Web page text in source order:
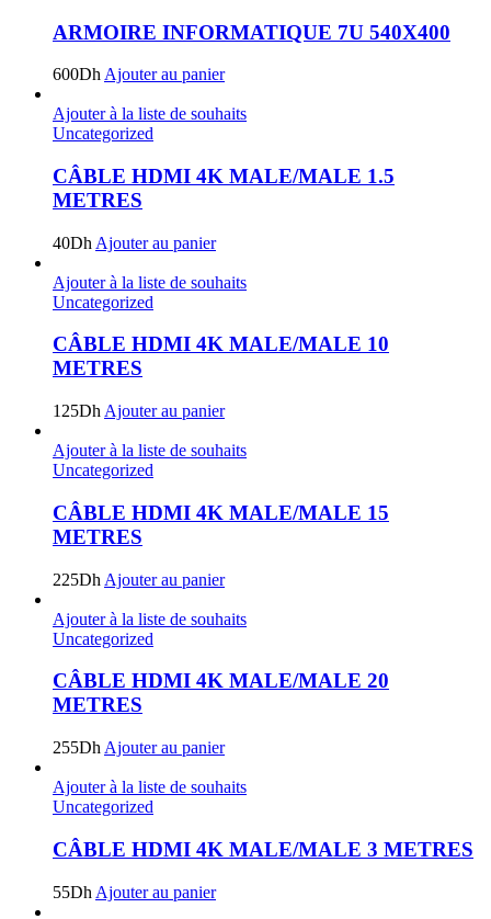
ARMOIRE INFORMATIQUE 7U 540X400
600Dh Ajouter au panier
Ajouter à la liste de souhaits
Uncategorized
CÂBLE HDMI 4K MALE/MALE 1.5
METRES
40Dh Ajouter au panier
Ajouter à la liste de souhaits
Uncategorized
CÂBLE HDMI 4K MALE/MALE 10
METRES
125Dh Ajouter au panier
Ajouter à la liste de souhaits
Uncategorized
CÂBLE HDMI 4K MALE/MALE 15
METRES
225Dh Ajouter au panier
Ajouter à la liste de souhaits
Uncategorized
CÂBLE HDMI 4K MALE/MALE 20
METRES
255Dh Ajouter au panier
Ajouter à la liste de souhaits
Uncategorized
CÂBLE HDMI 4K MALE/MALE 3 METRES
55Dh Ajouter au panier